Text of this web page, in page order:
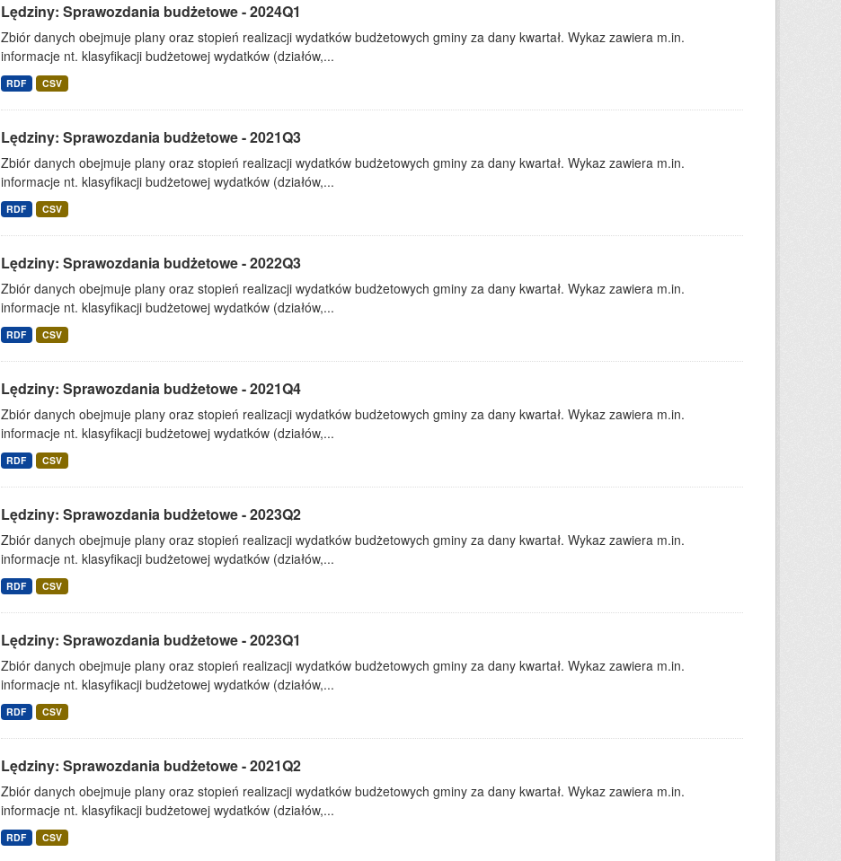
Lędziny: Sprawozdania budżetowe - 2024Q1
Zbiór danych obejmuje plany oraz stopień realizacji wydatków budżetowych gminy za dany kwartał. Wykaz zawiera m.in.
informacje nt. klasyfikacji budżetowej wydatków (działów,...
RDF CSV
Lędziny: Sprawozdania budżetowe - 2021Q3
Zbiór danych obejmuje plany oraz stopień realizacji wydatków budżetowych gminy za dany kwartał. Wykaz zawiera m.in.
informacje nt. klasyfikacji budżetowej wydatków (działów,...
RDF CSV
Lędziny: Sprawozdania budżetowe - 2022Q3
Zbiór danych obejmuje plany oraz stopień realizacji wydatków budżetowych gminy za dany kwartał. Wykaz zawiera m.in.
informacje nt. klasyfikacji budżetowej wydatków (działów,...
RDF CSV
Lędziny: Sprawozdania budżetowe - 2021Q4
Zbiór danych obejmuje plany oraz stopień realizacji wydatków budżetowych gminy za dany kwartał. Wykaz zawiera m.in.
informacje nt. klasyfikacji budżetowej wydatków (działów,...
RDF CSV
Lędziny: Sprawozdania budżetowe - 2023Q2
Zbiór danych obejmuje plany oraz stopień realizacji wydatków budżetowych gminy za dany kwartał. Wykaz zawiera m.in.
informacje nt. klasyfikacji budżetowej wydatków (działów,...
RDF CSV
Lędziny: Sprawozdania budżetowe - 2023Q1
Zbiór danych obejmuje plany oraz stopień realizacji wydatków budżetowych gminy za dany kwartał. Wykaz zawiera m.in.
informacje nt. klasyfikacji budżetowej wydatków (działów,...
RDF CSV
Lędziny: Sprawozdania budżetowe - 2021Q2
Zbiór danych obejmuje plany oraz stopień realizacji wydatków budżetowych gminy za dany kwartał. Wykaz zawiera m.in.
informacje nt. klasyfikacji budżetowej wydatków (działów,...
RDF CSV